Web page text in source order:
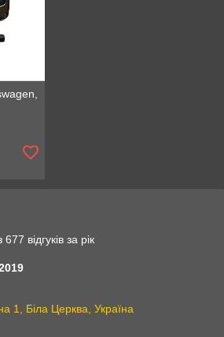
відгуків за рік
1, Біла Церква, Україна